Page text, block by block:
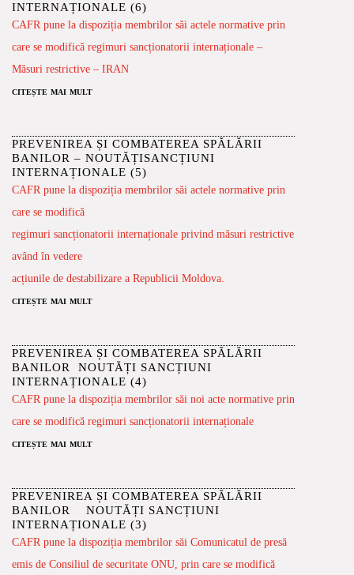
INTERNAȚIONALE (6)
CAFR pune la dispoziția membrilor săi actele normative prin
care se modifică regimuri sancționatorii internaționale –
Măsuri restrictive – IRAN
citește mai mult
PREVENIREA ȘI COMBATEREA SPĂLĂRII
BANILOR – NOUTĂȚISANCȚIUNI
INTERNAȚIONALE (5)
CAFR pune la dispoziția membrilor săi actele normative prin
care se modifică
regimuri sancționatorii internaționale privind măsuri restrictive
având în vedere
acțiunile de destabilizare a Republicii Moldova.
citește mai mult
PREVENIREA ȘI COMBATEREA SPĂLĂRII
BANILOR NOUTĂȚI SANCȚIUNI
INTERNAȚIONALE (4)
CAFR pune la dispoziția membrilor săi noi acte normative prin
care se modifică regimuri sancționatorii internaționale
citește mai mult
PREVENIREA ȘI COMBATEREA SPĂLĂRII
BANILOR NOUTĂȚI SANCȚIUNI
INTERNAȚIONALE (3)
CAFR pune la dispoziția membrilor săi Comunicatul de presă
emis de Consiliul de securitate ONU, prin care se modifică